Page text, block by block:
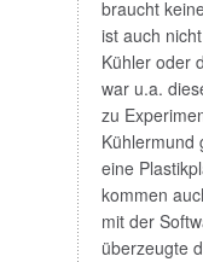
braucht
ist auch
Kühler oder
war u.a.
zu
Kühlermund
eine
kommen
mit der
überzeugte